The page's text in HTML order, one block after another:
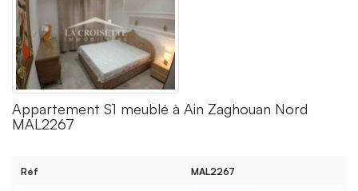
Appartement S1 meublé à Ain Zaghouan Nord
MAL2267
Réf MAL2267